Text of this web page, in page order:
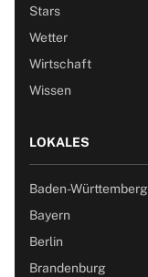
Stars
Wetter
Wirtschaft
Wissen
LOKALES
Baden-Württemberg
Bayern
Berlin
Brandenburg